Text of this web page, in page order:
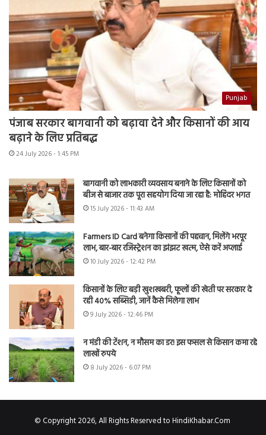
Punjab
पंजाब सरकार बागवानी को बढ़ावा देने और किसानों की आय
बढ़ाने के लिए प्रतिबद्ध
24 July 2026 - 1:45 PM
बागवानी को लाभकारी व्यवसाय बनाने के लिए किसानों को
बीज से बाजार तक पूरा सहयोग दिया जा रहा है: मोहिंदर भगत
15 July 2026 - 11:43 AM
Farmers ID Card बनेगा किसानों की पहचान, मिलेंगे भरपूर
लाभ, बार-बार रजिस्ट्रेशन का झंझट खत्म, ऐसे करें अप्लाई
10 July 2026 - 12:42 PM
किसानों के लिए बड़ी खुशखबरी, फूलों की खेती पर सरकार दे
रही 40% सब्सिडी, जानें कैसे मिलेगा लाभ
9 July 2026 - 12:46 PM
न मंडी की टेंशन, न मौसम का डर! इस फसल से किसान कमा रहे
लाखों रुपये
8 July 2026 - 6:07 PM
© Copyright 2026, All Rights Reserved to HindiKhabar.Com